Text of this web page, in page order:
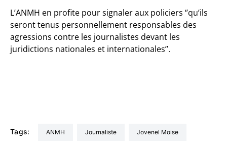
L’ANMH en profite pour signaler aux policiers ‘’qu’ils
seront tenus personnellement responsables des
agressions contre les journalistes devant les
juridictions nationales et internationales’’.
Tags: ANMH Journaliste Jovenel Moise